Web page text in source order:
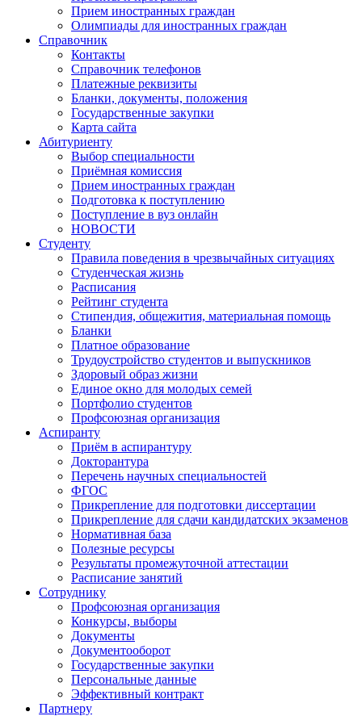
Прием иностранных граждан
Олимпиады для иностранных граждан
Справочник
Контакты
Справочник телефонов
Платежные реквизиты
Бланки, документы, положения
Государственные закупки
Карта сайта
Абитуриенту
Выбор специальности
Приёмная комиссия
Прием иностранных граждан
Подготовка к поступлению
Поступление в вуз онлайн
НОВОСТИ
Студенту
Правила поведения в чрезвычайных ситуациях
Студенческая жизнь
Расписания
Рейтинг студента
Стипендия, общежития, материальная помощь
Бланки
Платное образование
Трудоустройство студентов и выпускников
Здоровый образ жизни
Единое окно для молодых семей
Портфолио студентов
Профсоюзная организация
Аспиранту
Приём в аспирантуру
Докторантура
Перечень научных специальностей
ФГОС
Прикрепление для подготовки диссертации
Прикрепление для сдачи кандидатских экзаменов
Нормативная база
Полезные ресурсы
Результаты промежуточной аттестации
Расписание занятий
Сотруднику
Профсоюзная организация
Конкурсы, выборы
Документы
Документооборот
Государственные закупки
Персональные данные
Эффективный контракт
Партнеру